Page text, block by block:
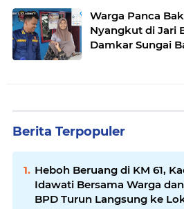
Warga Panca
Nyangkut di Jari Berhasil Dilepas
Damkar Sungai
Berita Terpopuler
Heboh Beruang di KM 61,
Idawati Bersama Warga dan
BPD Turun Langsung ke